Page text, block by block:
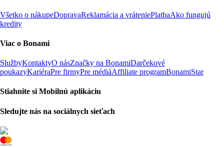
Všetko o nákupeDopravaReklamácia a vráteniePlatbaAko fungujú
kredity
Viac o Bonami
SlužbyKontaktyO násZnačky na BonamiDarčekové
poukazyKariéraPre firmyPre médiáAffiliate programBonamiStar
Stiahnite si Mobilnú aplikáciu
Sledujte nás na sociálnych sieťach